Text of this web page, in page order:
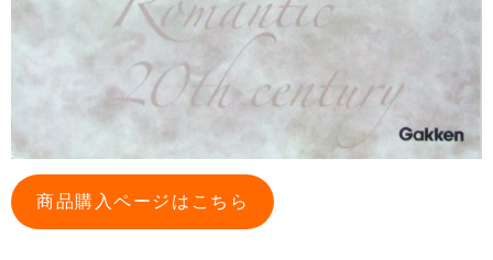
商品購入ページはこちら